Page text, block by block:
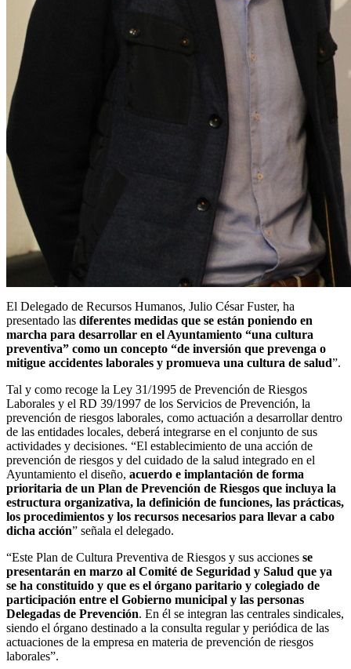
El Delegado de Recursos Humanos, Julio César Fuster, ha
presentado las diferentes medidas que se están poniendo en
marcha para desarrollar en el Ayuntamiento “una cultura
preventiva” como un concepto “de inversión que prevenga o
mitigue accidentes laborales y promueva una cultura de salud”.
Tal y como recoge la Ley 31/1995 de Prevención de Riesgos
Laborales y el RD 39/1997 de los Servicios de Prevención, la
prevención de riesgos laborales, como actuación a desarrollar dentro
de las entidades locales, deberá integrarse en el conjunto de sus
actividades y decisiones. “El establecimiento de una acción de
prevención de riesgos y del cuidado de la salud integrado en el
Ayuntamiento el diseño, acuerdo e implantación de forma
prioritaria de un Plan de Prevención de Riesgos que incluya la
estructura organizativa, la definición de funciones, las prácticas,
los procedimientos y los recursos necesarios para llevar a cabo
dicha acción” señala el delegado.
“Este Plan de Cultura Preventiva de Riesgos y sus acciones se
presentarán en marzo al Comité de Seguridad y Salud que ya
se ha constituido y que es el órgano paritario y colegiado de
participación entre el Gobierno municipal y las personas
Delegadas de Prevención. En él se integran las centrales sindicales,
siendo el órgano destinado a la consulta regular y periódica de las
actuaciones de la empresa en materia de prevención de riesgos
laborales”.